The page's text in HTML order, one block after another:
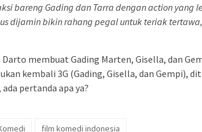
bareng Gading dan Tarra dengan action yang
dijamin bikin rahang pegal untuk teriak
membuat Gading Marten, Gisella, dan
kembali 3G (Gading, Gisella, dan Gempi),
pertanda apa ya?
film komedi indonesia